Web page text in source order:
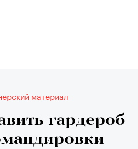
материал
гардероб